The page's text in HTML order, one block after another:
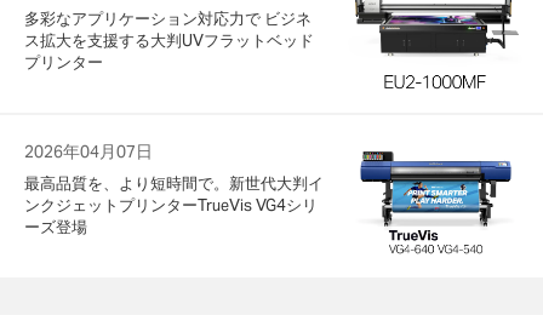
多彩なアプリケーション対応力で ビジネ
ス拡大を支援する大判UVフラットベッド
プリンター
2026年04月07日
最高品質を、より短時間で。新世代大判イ
ンクジェットプリンターTrueVis VG4シリ
ーズ登場